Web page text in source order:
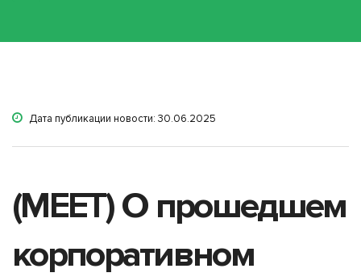
Дата публикации новости: 30.06.2025
(MEET) О прошедшем
корпоративном